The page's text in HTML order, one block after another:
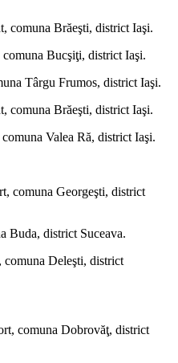
co­muna Brăeşti, district Iaşi.
comuna Bucşiţi, district Iaşi.
Târgu Frumos, district Iaşi.
comuna Brăeşti, district Iaşi.
Valea Ră, district Iaşi.
comuna Georgeşti, district
Buda, district Suceava.
comuna Deleşti, district
comuna Dobrovăţ, district